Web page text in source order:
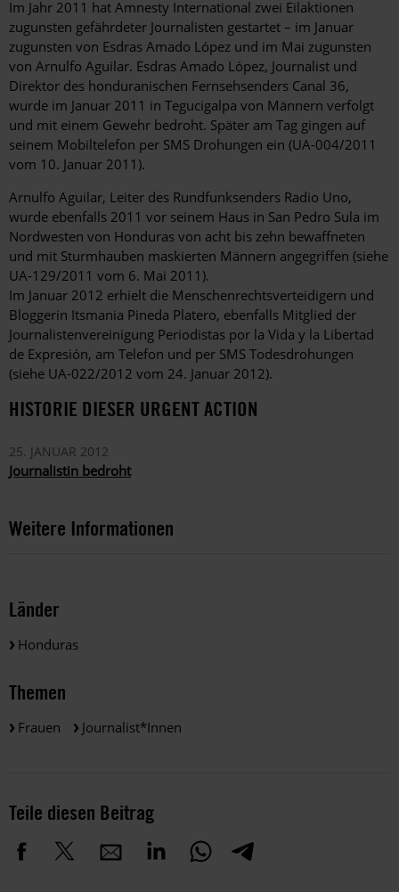
Im Jahr 2011 hat Amnesty International zwei Eilaktionen
zugunsten gefährdeter Journalisten gestartet – im Januar
zugunsten von Esdras Amado López und im Mai zugunsten
von Arnulfo Aguilar. Esdras Amado López, Journalist und
Direktor des honduranischen Fernsehsenders Canal 36,
wurde im Januar 2011 in Tegucigalpa von Männern verfolgt
und mit einem Gewehr bedroht. Später am Tag gingen auf
seinem Mobiltelefon per SMS Drohungen ein (UA-004/2011
vom 10. Januar 2011).
Arnulfo Aguilar, Leiter des Rundfunksenders Radio Uno,
wurde ebenfalls 2011 vor seinem Haus in San Pedro Sula im
Nordwesten von Honduras von acht bis zehn bewaffneten
und mit Sturmhauben maskierten Männern angegriffen (siehe
UA-129/2011 vom 6. Mai 2011).
Im Januar 2012 erhielt die Menschenrechtsverteidigern und
Bloggerin Itsmania Pineda Platero, ebenfalls Mitglied der
Journalistenvereinigung Periodistas por la Vida y la Libertad
de Expresión, am Telefon und per SMS Todesdrohungen
(siehe UA-022/2012 vom 24. Januar 2012).
HISTORIE DIESER URGENT ACTION
25. JANUAR 2012
Journalistin bedroht
Weitere Informationen
Länder
Honduras
Themen
Frauen Journalist*innen
Teile diesen Beitrag